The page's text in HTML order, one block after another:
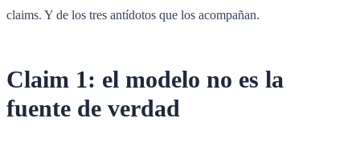
claims. Y de los tres antídotos que los acompañan.
Claim 1: el modelo no es la
fuente de verdad